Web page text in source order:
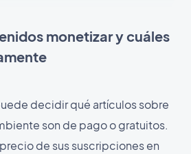
monetizar y cuáles
decidir qué artículos sobre
son de pago o gratuitos.
de sus suscripciones en